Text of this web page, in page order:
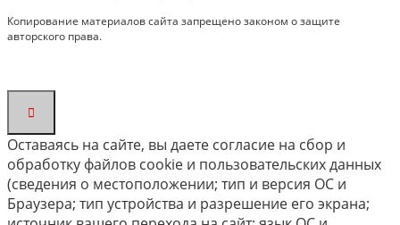
Копирование материалов сайта запрещено законом о защите
авторского права.
Оставаясь на сайте, вы даете согласие на сбор и
обработку файлов cookie и пользовательских данных
(сведения о местоположении; тип и версия ОС и
Браузера; тип устройства и разрешение его экрана;